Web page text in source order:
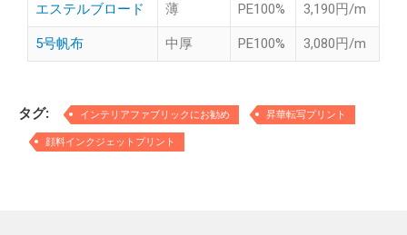
エステルブロード 薄 PE100% 3,190円/m
5号帆布 中厚 PE100% 3,080円/m
タグ: インテリアファブリックにお勧め
昇華転写プリント
顔料インクジェットプリント